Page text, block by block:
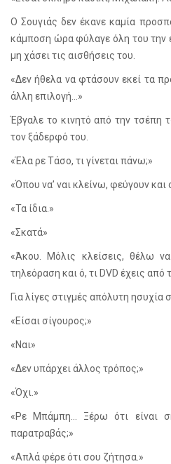
Ο Σουγιάς δεν έκανε καμία
κάμποση ώρα φύλαγε όλη του την
μη χάσει τις αισθήσεις του.
«Δεν ήθελα να φτάσουν εκεί τα
άλλη επιλογή...»
Έβγαλε το κινητό από την τσέπη
τον ξάδερφό του.
«Έλα ρε Τάσο, τι γίνεται πάνω;»
«Όπου να’ ναι κλείνω, φεύγουν και
«Τα ίδια.»
«Σκατά»
«Άκου. Μόλις κλείσεις, θέλω
τηλεόραση και ό, τι DVD έχεις από
Για λίγες στιγμές απόλυτη ησυχία
«Είσαι σίγουρος;»
«Ναι»
«Δεν υπάρχει άλλος τρόπος;»
«Όχι.»
«Ρε Μπάμπη... Ξέρω ότι είναι
παρατραβάς;»
«Απλά φέρε ότι σου ζήτησα.»